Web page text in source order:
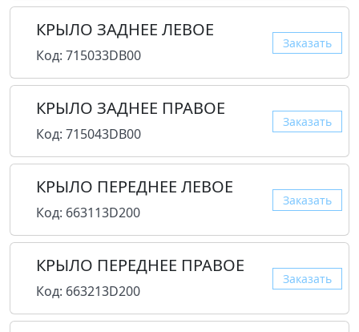
КРЫЛО ЗАДНЕЕ ЛЕВОЕ
Код: 715033DB00
Заказать
КРЫЛО ЗАДНЕЕ ПРАВОЕ
Код: 715043DB00
Заказать
КРЫЛО ПЕРЕДНЕЕ ЛЕВОЕ
Код: 663113D200
Заказать
КРЫЛО ПЕРЕДНЕЕ ПРАВОЕ
Код: 663213D200
Заказать